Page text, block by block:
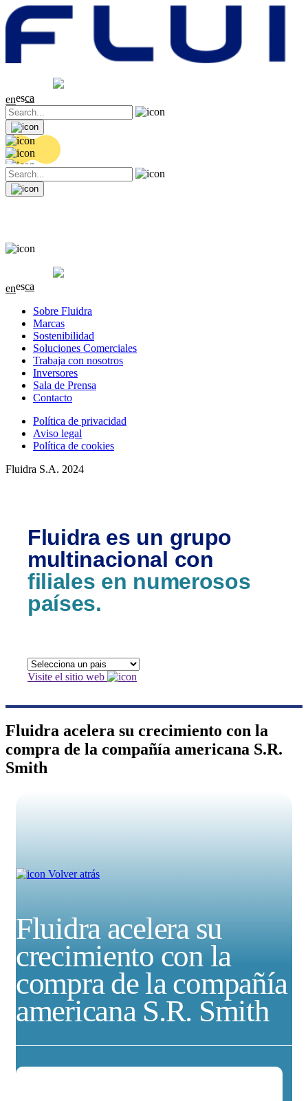
0.16 (+0.79%)
enesca
0.16 (+0.79%)
enesca
Sobre Fluidra
Marcas
Sostenibilidad
Soluciones Comerciales
Trabaja con nosotros
Inversores
Sala de Prensa
Contacto
Política de privacidad
Aviso legal
Política de cookies
Fluidra S.A. 2024
Fluidra es un grupo
multinacional con
filiales en numerosos
países.
Visite el sitio web
Fluidra acelera su crecimiento con la
compra de la compañía americana S.R.
Smith
Volver atrás
Fluidra acelera su
crecimiento con la
compra de la compañía
americana S.R. Smith